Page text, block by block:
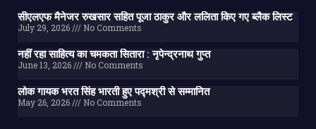
सीएलएफ मैनेजर रुखसार सहित पूजा ठाकुर और ललिता किए गए ब्लैक लिस्ट
July 29, 2026 No Comments
नहीं रहा साहित्य का चमकता सितारा : नृपेन्द्रनाथ गुप्त
June 13, 2026 No Comments
लोक गायक भरत सिंह भारती हुए पद्मश्री से सम्मानित
May 26, 2026 No Comments